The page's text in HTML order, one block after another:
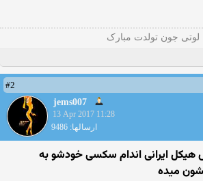
لوتی جون تولدت مبارک
#2
jems007
13 Apr 2017 11:28
ارسالها: 9486
هیکل ایرانی اندام سکسی خودشو به
میده